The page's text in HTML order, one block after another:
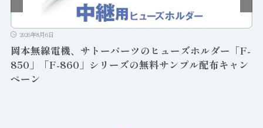
2026年8月6日
岡本無線電機、サトーパーツのヒューズホルダー「F-
850」「F-860」シリーズの無料サンプル配布キャン
ペーン